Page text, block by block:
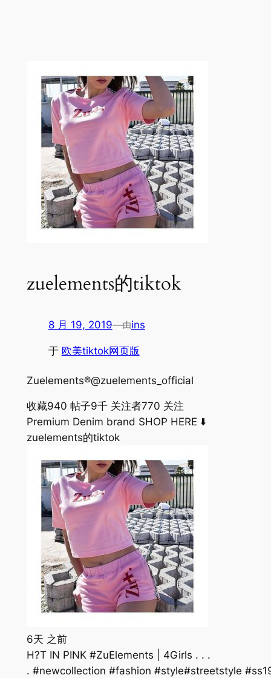
zuelements的tiktok
8 月 19, 2019—由ins
于 欧美tiktok网页版
Zuelements®@zuelements_official
收藏940 帖子9千 关注者770 关注
Premium Denim brand SHOP HERE ⬇️
zuelements的tiktok
6天 之前
H?T IN PINK #ZuElements | 4Girls . . .
. #newcollection #fashion #style#streetstyle